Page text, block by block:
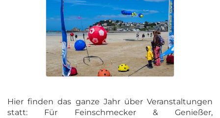
Hier finden das ganze Jahr über Veranstaltungen
statt: Für Feinschmecker & Genießer,